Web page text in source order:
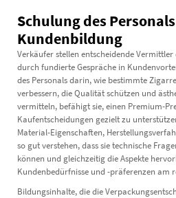
Schulung des
Kundenbildung
Verkäufer stellen entscheidende
durch fundierte Gespräche in
des Personals darin, wie bestimmte
verbessern, die Qualität schützen und
vermitteln, befähigt sie, einen Premium-
Kaufentscheidungen gezielt zu
Material-Eigenschaften,
so gut verstehen, dass sie technische
können und gleichzeitig die Aspekte
Kundenbedürfnisse und -präferenzen am
Bildungsinhalte, die die